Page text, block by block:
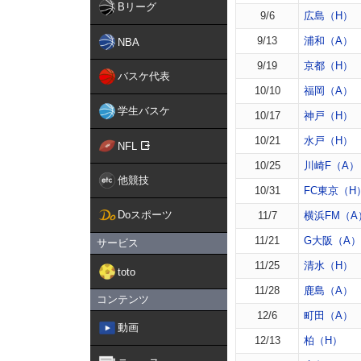
Bリーグ
NBA
バスケ代表
学生バスケ
NFL
他競技
Doスポーツ
サービス
toto
コンテンツ
動画
9/6 広島（H）
9/13 浦和（A）
9/19 京都（H）
10/10 福岡（A）
10/17 神戸（H）
10/21 水戸（H）
10/25 川崎F（A）
10/31 FC東京（H
11/7 横浜FM（A
11/21 G大阪（A）
11/25 清水（H）
11/28 鹿島（A）
12/6 町田（A）
12/13 柏（H）